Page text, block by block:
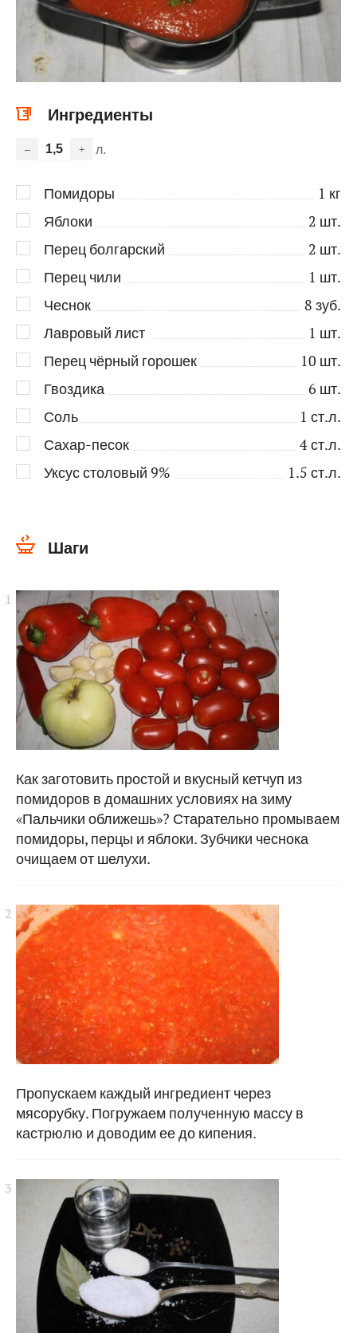
Ингредиенты
– + л.
Помидоры 1 кг
Яблоки
2 шт.
Перец болгарский
2 шт.
Перец чили
1 шт.
Чеснок
8 зуб.
Лавровый лист
1 шт.
Перец чёрный горошек
10 шт.
Гвоздика
6 шт.
Соль
1 ст.л.
Сахар-песок
4ст.л.
Уксус столовый 9%
1.5 ст.л.
Шаги
Как заготовить простой и вкусный кетчуп из
помидоров в домашних условиях на зиму
«Пальчики оближешь»? Старательно промываем
помидоры, перцы и яблоки. Зубчики чеснока
очищаем от шелухи.
Пропускаем каждый ингредиент через
мясорубку. Погружаем полученную массу в
кастрюлю и доводим ее до кипения.